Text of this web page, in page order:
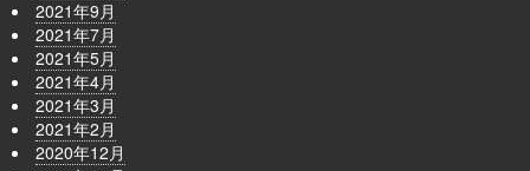
2021年9月
2021年7月
2021年5月
2021年4月
2021年3月
2021年2月
2020年12月